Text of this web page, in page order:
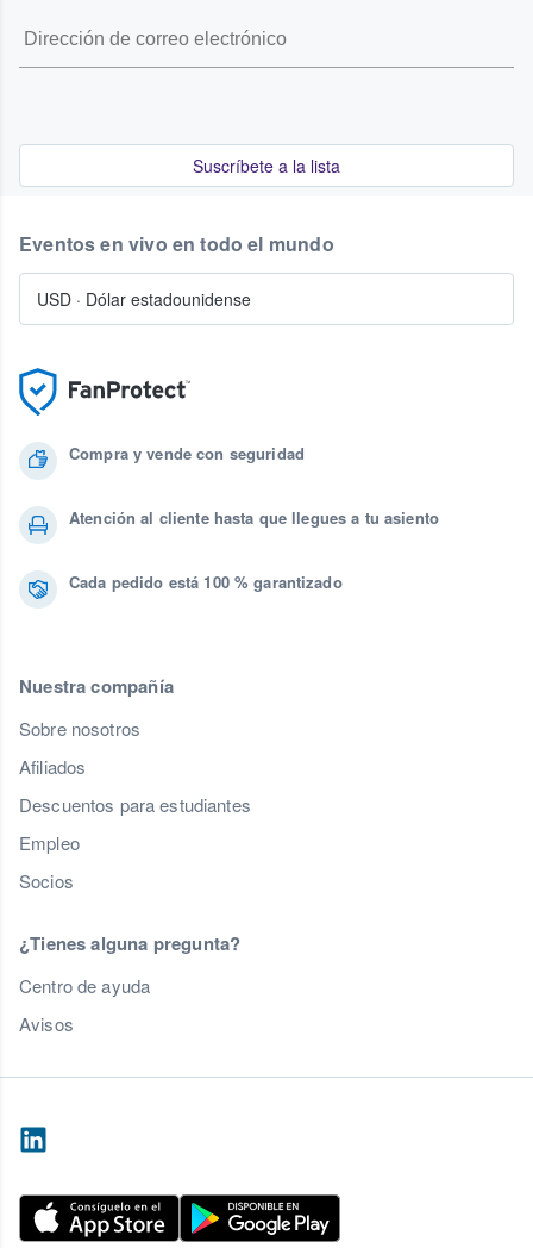
Suscríbete a la lista
Compra y vende con seguridad
Atención al cliente hasta que llegues a tu asiento
Cada pedido está 100 % garantizado
Nuestra compañía
Sobre nosotros
Afiliados
Descuentos para estudiantes
Empleo
Socios
¿Tienes alguna pregunta?
Centro de ayuda
Avisos
Eventos en vivo en todo el mundo
USD · Dólar estadounidense